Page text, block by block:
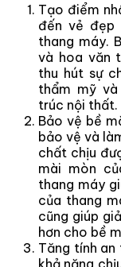
Tạo điểm
đến vẻ đẹp
thang máy.
và hoa văn
thu hút sự
thẩm mỹ
trúc nội thất.
Bảo vệ bề
bảo vệ và
chất chịu
mài mòn
thang máy
của thang
cũng giúp
hơn cho bề
Tăng tính
khả năng